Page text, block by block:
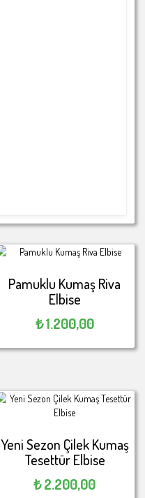
Pamuklu Kumaş Riva
Elbise
₺1.200,00
Yeni Sezon ​Çilek Kumaş
Tesettür Elbise
₺2.200,00